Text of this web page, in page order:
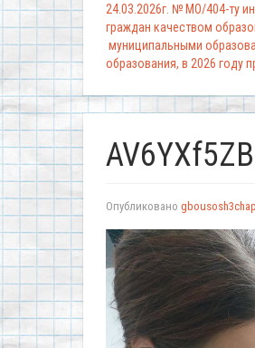
24.03.2026г. № МО/404-ту
граждан качеством
муниципальными
образования, в 2026 году
Опубликовано